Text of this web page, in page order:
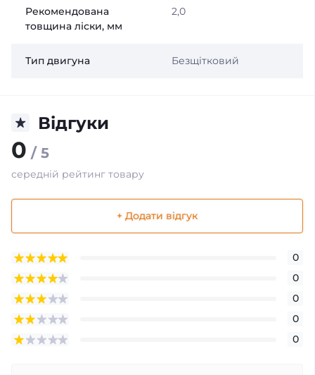
Рекомендована
товщина ліски, мм
2,0
Тип двигуна Безщітковий
Відгуки
0 / 5
середній рейтинг товару
+ Додати відгук
0
0
0
0
0